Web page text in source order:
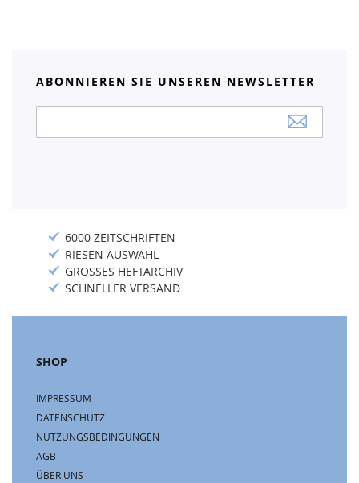
ABONNIEREN SIE UNSEREN NEWSLETTER
Newsletter:
6000 ZEITSCHRIFTEN
RIESEN AUSWAHL
GROSSES HEFTARCHIV
SCHNELLER VERSAND
SHOP
IMPRESSUM
DATENSCHUTZ
NUTZUNGSBEDINGUNGEN
AGB
ÜBER UNS